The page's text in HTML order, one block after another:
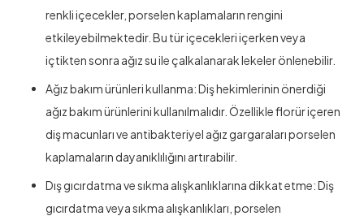
renkli içecekler, porselen kaplamaların rengini
etkileyebilmektedir. Bu tür içecekleri içerken veya
içtikten sonra ağız su ile çalkalanarak lekeler önlenebilir.
Ağız bakım ürünleri kullanma: Diş hekimlerinin önerdiği
ağız bakım ürünlerini kullanılmalıdır. Özellikle florür içeren
diş macunları ve antibakteriyel ağız gargaraları porselen
kaplamaların dayanıklılığını artırabilir.
Dış gıcırdatma ve sıkma alışkanlıklarına dikkat etme: Diş
gıcırdatma veya sıkma alışkanlıkları, porselen